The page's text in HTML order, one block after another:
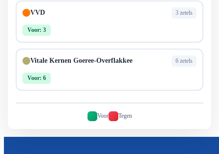
VVD 3 zetels
Voor: 3
Vitale Kernen Goeree-Overflakkee 6 zetels
Voor: 6
Voor Tegen